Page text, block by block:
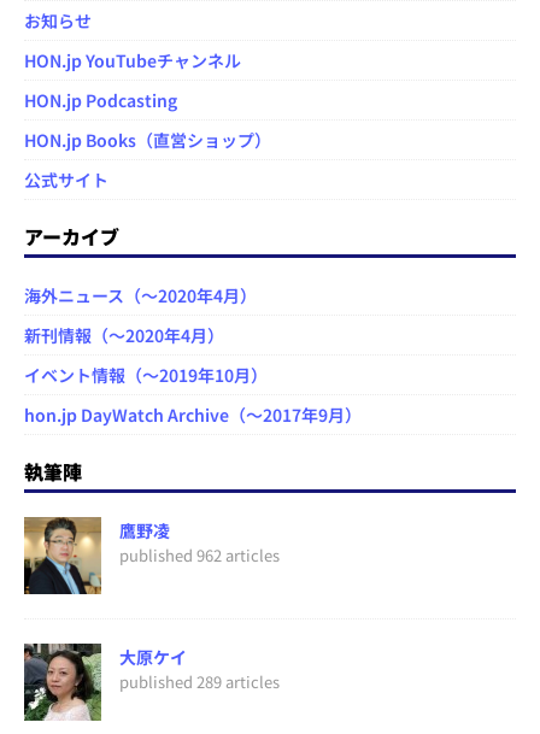
お知らせ
HON.jp YouTubeチャンネル
HON.jp Podcasting
HON.jp Books（直営ショップ）
公式サイト
アーカイブ
海外ニュース（～2020年4月）
新刊情報（～2020年4月）
イベント情報（～2019年10月）
hon.jp DayWatch Archive（～2017年9月）
執筆陣
鷹野凌
published 962 articles
大原ケイ
published 289 articles